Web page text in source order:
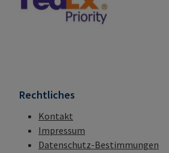
Rechtliches
Kontakt
Impressum
Datenschutz-Bestimmungen